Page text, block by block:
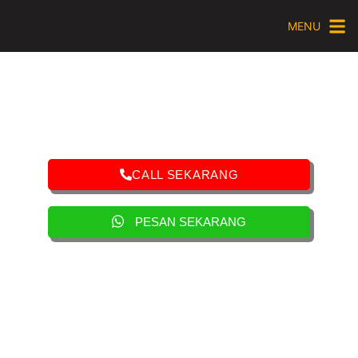
MENU
CALL SEKARANG
PESAN SEKARANG